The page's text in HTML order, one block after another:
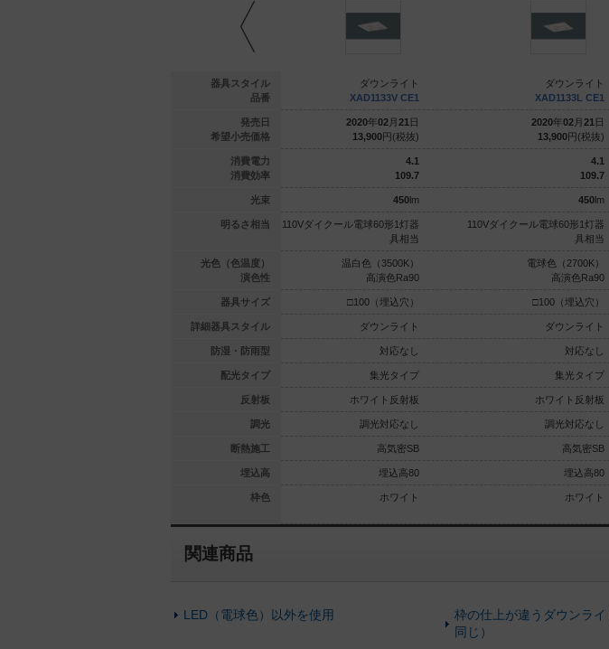
器具スタイル
品番
発売日
希望小売価格
消費電力
消費効率
光束
明るさ相当
光色（色温度）
演色性
器具サイズ
詳細器具スタイル
防湿・防雨型
配光タイプ
反射板
調光
断熱施工
埋込高
枠色
ダウンライト
円(税抜)
4.1
92.6
110Vダイクール電球60形1灯器
昼白色（5000K）
□100（埋込穴）
ダウンライト
対応なし
集光タイプ
高気密SB
ダウンライト
XAD1133V CE1
2020年02月 21 日
13,900円(税抜)
4.1
109.7
450lm
110Vダイクール電球60形1灯器
具相当
温白色（3500K）
高演色Ra90
□100（埋込穴）
ダウンライト
対応なし
集光タイプ
ホワイト反射板
調光対応なし
高気密SB
埋込高80
ホワイト
ダウンライト
XAD1133L CE1
2020年02月 21 日
13,900円(税抜)
4.1
109.7
450lm
110Vダイクール電球60形1灯器
具相当
電球色（2700K）
高演色Ra90
□100（埋込穴）
ダウンライト
対応なし
集光タイプ
ホワイト反射板
調光対応なし
高気密SB
埋込高80
ホワイト
関連商品
LED（電球色）以外を使用
枠の仕上が違うダウンラ
同じ）